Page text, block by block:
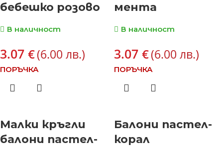
бебешко розово
В наличност
3.07 €(6.00 лв.)
ПОРЪЧКА
мента
В наличност
3.07 €(6.00 лв.)
ПОРЪЧКА
Малки кръгли
балони пастел-
Балони пастел-
корал